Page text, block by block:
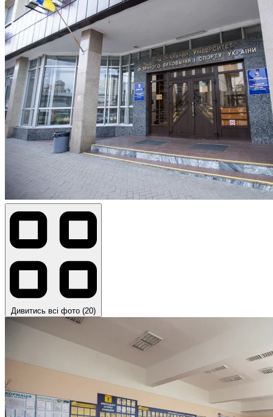
Дивитись всі фото (20)